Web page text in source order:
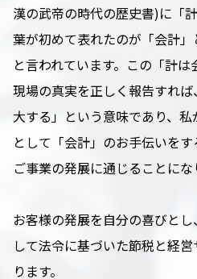
漢の武帝の時代の歴史書)に「
葉が初めて表れたのが「会計
と言われています。この「計
現場の真実を正しく報告すれ
大する」という意味であり、
として「会計」のお手伝いを
ご事業の発展に通じることにな
お客様の発展を自分の喜びとし
して法令に基づいた節税と経
ります。